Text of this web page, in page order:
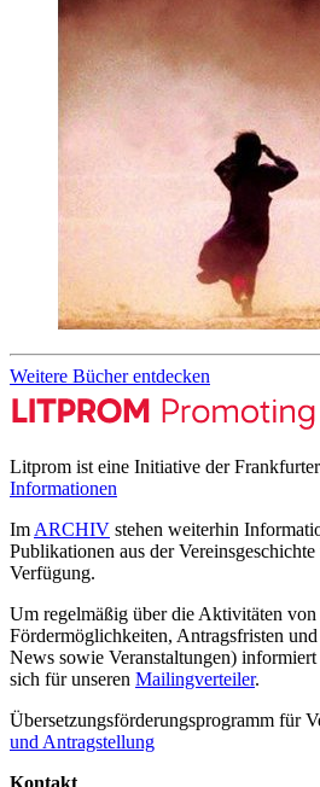
Weitere Bücher entdecken
Litprom ist eine Initiative der
Informationen
Im ARCHIV stehen weiterhin
Publikationen aus der
Verfügung.
Um regelmäßig über die Aktivitäten
Fördermöglichkeiten, Antragsfristen
News sowie Veranstaltungen)
sich für unseren Mailingverteiler.
Übersetzungsförderungsprogramm für
und Antragstellung
Kontakt